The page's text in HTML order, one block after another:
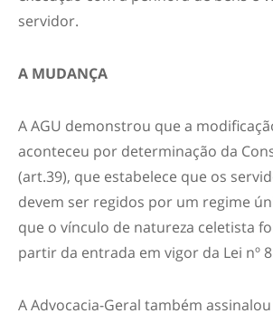
servidor.
A MUDANÇA
A AGU demonstrou que a
aconteceu por determinação da
(art.39), que estabelece que os
devem ser regidos por um regime
que o vínculo de natureza celetista
partir da entrada em vigor da Lei nº
A Advocacia-Geral também